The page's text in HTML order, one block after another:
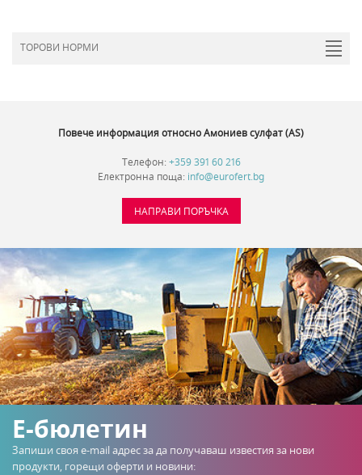
ТОРОВИ НОРМИ
Повече информация относно Амониев сулфат (AS)
Телефон: +359 391 60 216
Електронна поща: info@eurofert.bg
НАПРАВИ ПОРЪЧКА
Е-бюлетин
Запиши своя e-mail адрес за да получаваш известия за нови
продукти, горещи оферти и новини: